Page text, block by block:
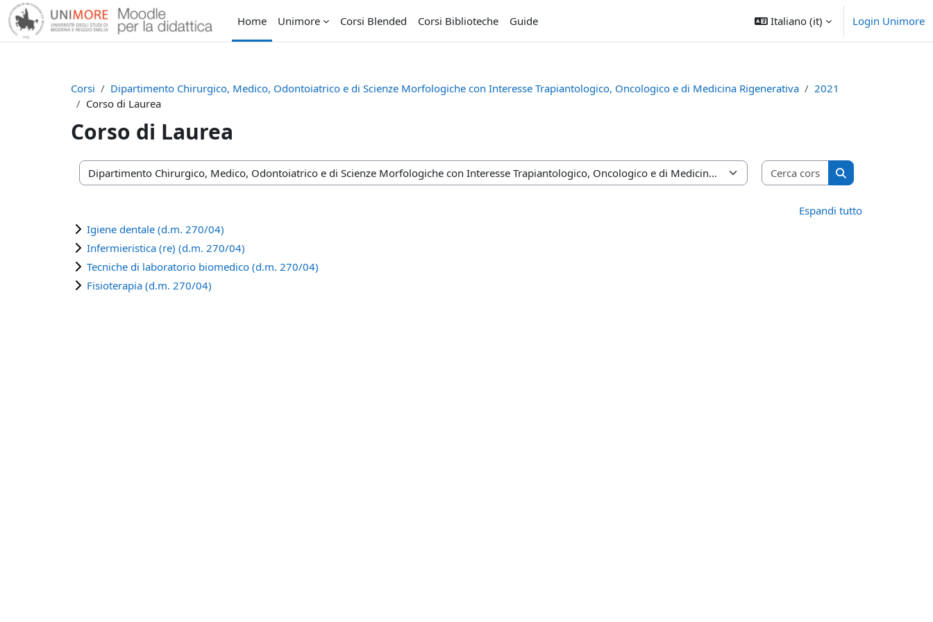
Vai al contenuto principale
Home
Unimore Corsi Blended Corsi Biblioteche Guide Italiano ‎(it)‎ Login Unimore
Corsi Dipartimento Chirurgico, Medico, Odontoiatrico e di Scienze Morfologiche con Interesse Trapiantologico, Oncologico e di Medicina Rigenerativa
2021
Corso di Laurea
Corso di Laurea
Categorie di corso
Cerca corsi
Cerca corsi
Espandi tutto
Igiene dentale (d.m. 270/04)
Infermieristica (re) (d.m. 270/04)
Tecniche di laboratorio biomedico (d.m. 270/04)
Fisioterapia (d.m. 270/04)